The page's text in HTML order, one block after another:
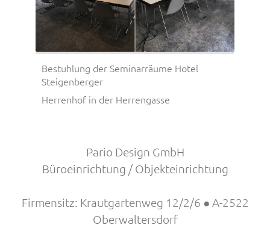
Bestuhlung der Seminarräume Hotel
Steigenberger
Herrenhof in der Herrengasse
Pario Design GmbH
Büroeinrichtung / Objekteinrichtung
Firmensitz: Krautgartenweg 12/2/6 ● A-2522
Oberwaltersdorf